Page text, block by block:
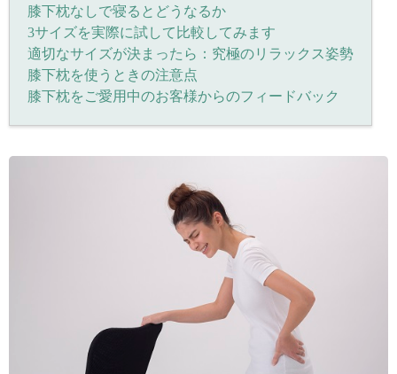
膝下枕なしで寝るとどうなるか
3サイズを実際に試して比較してみます
適切なサイズが決まったら：究極のリラックス姿勢
膝下枕を使うときの注意点
膝下枕をご愛用中のお客様からのフィードバック